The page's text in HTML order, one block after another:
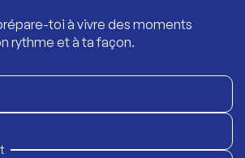
toi à vivre des moments
rythme et à ta façon.